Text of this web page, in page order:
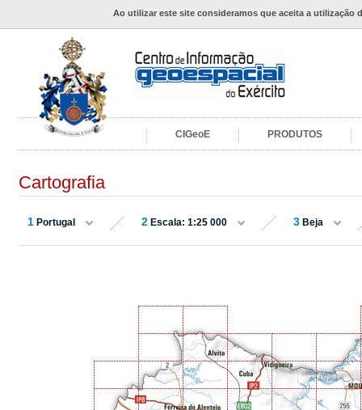
Ao utilizar este site consideramos que aceita a utilização
CIGeoE PRODUTOS
Cartografia
1 Portugal 2 Escala: 1:25 000 3 Beja